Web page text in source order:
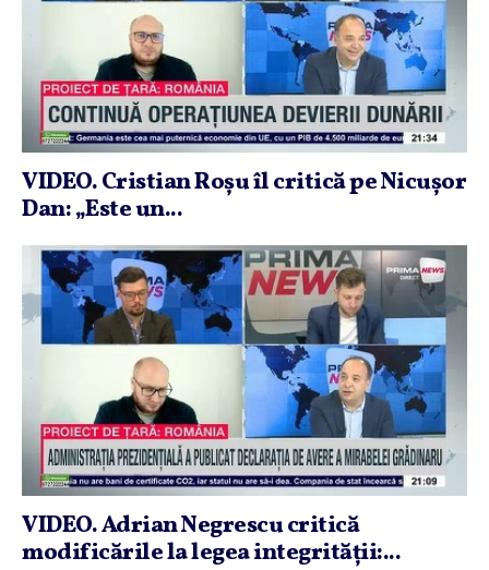
VIDEO. Cristian Roşu îl critică pe Nicuşor
Dan: „Este un...
VIDEO. Adrian Negrescu critică
modificările la legea integrităţii:...